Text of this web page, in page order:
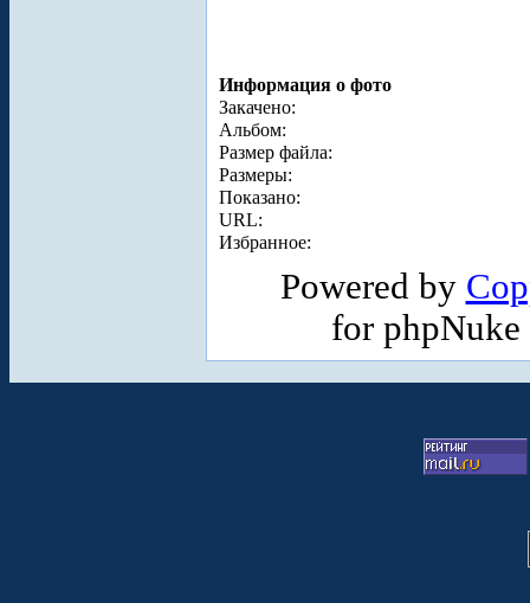
Информация о фото
Закачено:
Альбом:
Размер файла:
Размеры:
Показано:
URL:
Избранное:
Powered by
for